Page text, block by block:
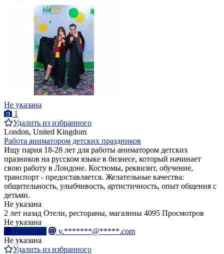
Не указана
1
Удалить из избранного
London, United Kingdom
Работа аниматором детских праздников
Ищу парня 18-28 лет для работы аниматором детских
празников на русском языке в бизнесе, который начинает
свою работу в Лондоне. Костюмы, реквизит, обучение,
транспорт - предоставляется. Желательные качества:
общительность, улыбчивость, артистичность, опыт общения с
детьми.
Не указана
2 лет назад Отели, рестораны, магазины 4095 Просмотров
Не указана
Написать
y.*******@*****.com
Не указана
Удалить из избранного